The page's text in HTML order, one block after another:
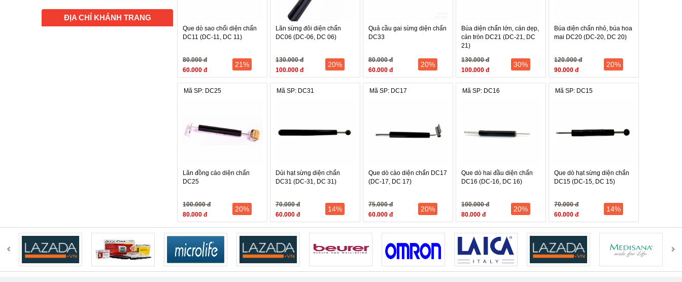
ĐỊA CHỈ KHÁNH TRANG
Ghi chú:
- Các dụng cụ có kết cấu bằng sừng hay nhựa cao cấp (quả cầu gai, lăn hình trụ... ) mang tính Dương (Nhiệt, nóng) phù hợp với người có thể
- Các dụng cụ có kết cấu bằng kim loại ( như cây lăn đồng, lăn đinh Inox...) lại có tính Âm (mát) phù hợp với người bệnh có thể tạng Dương
(nóng) và có hiệu quả tốt với các bệnh Sốt, nóng, ho …
Vì thế khi điều trị, người sử dụng cần lưu ý đến tính chất này để việc trị liệu đạt kết quả tốt hơn.
Đường kính: khoảng 18cm
Que dò sao chổi diện chẩn
DC11 (DC-11, DC 11)
80.000 đ
60.000 đ
21%
Lăn sừng đôi diện chẩn
DC06 (DC-06, DC 06)
130.000 đ
100.000 đ
20%
Quả cầu gai sừng diện chẩn
DC33
80.000 đ
60.000 đ
20%
Búa diện chẩn lớn, cán dẹp,
cán tròn DC21 (DC-21, DC
21)
130.000 đ
100.000 đ
30%
Búa diện chẩn nhỏ, búa hoa
mai DC20 (DC-20, DC 20)
120.000 đ
90.000 đ
20%
Mã SP: DC25
Lăn đồng cào diện chẩn
DC25
100.000 đ
80.000 đ
20%
Mã SP: DC31
Dùi hạt sừng diện chẩn
DC31 (DC-31, DC 31)
70.000 đ
60.000 đ
14%
Mã SP: DC17
Que dò cào diện chẩn DC17
(DC-17, DC 17)
75.000 đ
60.000 đ
20%
Mã SP: DC16
Que dò hai đầu diện chẩn
DC16 (DC-16, DC 16)
100.000 đ
80.000 đ
20%
Mã SP: DC15
Que dò hạt sừng diện chẩn
DC15 (DC-15, DC 15)
70.000 đ
60.000 đ
14%